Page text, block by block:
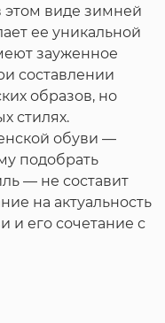
этом виде зимней
ее уникальной
зауженное
составлении
образов, но
стилях.
обуви —
подобрать
— не составит
на актуальность
и его сочетание с